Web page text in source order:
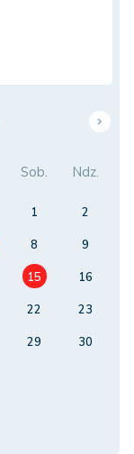
Sob. Ndz.
1
2
8
9
15
16
22
23
29
30